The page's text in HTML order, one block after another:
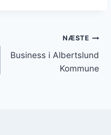
NÆSTE
Business i Albertslund
Kommune